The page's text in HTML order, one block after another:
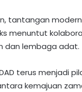
tantangan
menuntut
dan lembaga adat.
terus menjadi
kemajuan